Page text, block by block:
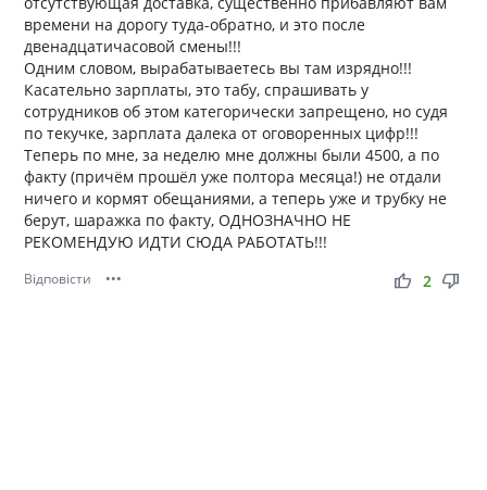
времени на дорогу туда-обратно, и это после
двенадцатичасовой смены!!!
Одним словом, вырабатываетесь вы там изрядно!!!
Касательно зарплаты, это табу, спрашивать у
сотрудников об этом категорически запрещено, но судя
по текучке, зарплата далека от оговоренных цифр!!!
Теперь по мне, за неделю мне должны были 4500, а по
факту (причём прошёл уже полтора месяца!) не отдали
ничего и кормят обещаниями, а теперь уже и трубку не
берут, шаражка по факту, ОДНОЗНАЧНО НЕ
РЕКОМЕНДУЮ ИДТИ СЮДА РАБОТАТЬ!!!
Відповісти ••• thumb_up thumb_down
2